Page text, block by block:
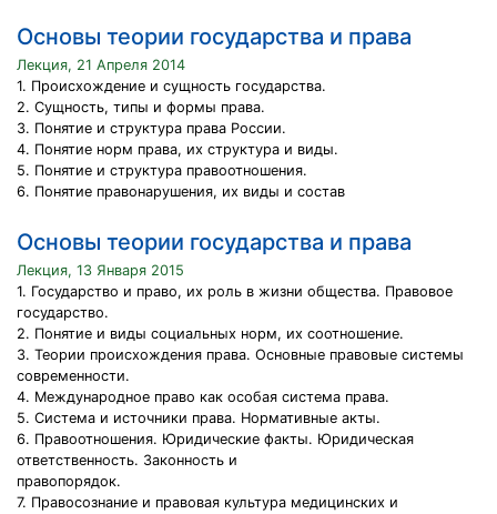
Основы теории государства и права
Лекция, 21 Апреля 2014
1. Происхождение и сущность государства.
2. Сущность, типы и формы права.
3. Понятие и структура права России.
4. Понятие норм права, их структура и виды.
5. Понятие и структура правоотношения.
6. Понятие правонарушения, их виды и состав
Основы теории государства и права
Лекция, 13 Января 2015
1. Государство и право, их роль в жизни общества. Правовое
государство.
2. Понятие и виды социальных норм, их соотношение.
3. Теории происхождения права. Основные правовые системы
современности.
4. Международное право как особая система права.
5. Система и источники права. Нормативные акты.
6. Правоотношения. Юридические факты. Юридическая
ответственность. Законность и
правопорядок.
7. Правосознание и правовая культура медицинских и